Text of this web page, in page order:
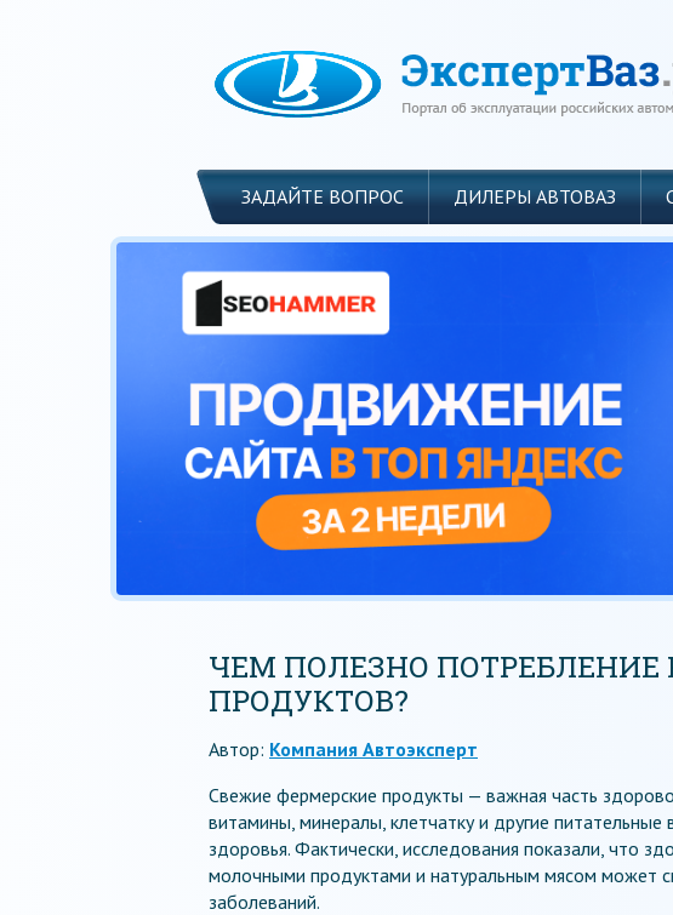
ЗАДАЙТЕ ВОПРОС ДИЛЕРЫ АВТОВАЗ
ЧЕМ ПОЛЕЗНО
ПРОДУКТОВ?
Автор: Компания Автоэксперт
Свежие фермерские продукты — важная часть
витамины, минералы, клетчатку и другие
здоровья. Фактически, исследования показали, что
молочными продуктами и натуральным мясом может
заболеваний.